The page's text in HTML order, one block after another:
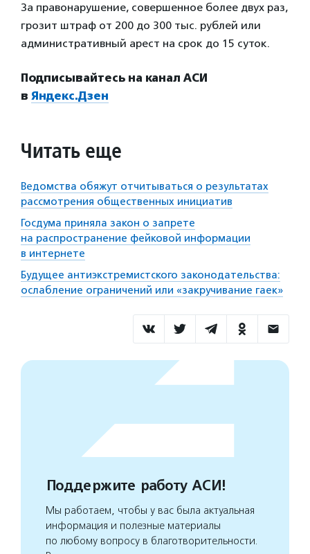
За правонарушение, совершенное более двух раз,
грозит штраф от 200 до 300 тыс. рублей или
административный арест на срок до 15 суток.
Подписывайтесь на канал АСИ
в Яндекс.Дзен
Читать еще
Ведомства обяжут отчитываться о результатах
рассмотрения общественных инициатив
Госдума приняла закон о запрете
на распространение фейковой информации
в интернете
Будущее антиэкстремистского законодательства:
ослабление ограничений или «закручивание гаек»
Поддержите работу АСИ!
Мы работаем, чтобы у вас была актуальная
информация и полезные материалы
по любому вопросу в благотворительности.